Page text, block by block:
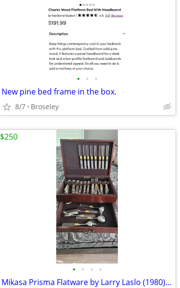
• • •
New pine bed frame in the box.
8/7 Broseley
• • • •
Mikasa Prisma Flatware by Larry Laslo (1980) 46 pieces including servi
$250